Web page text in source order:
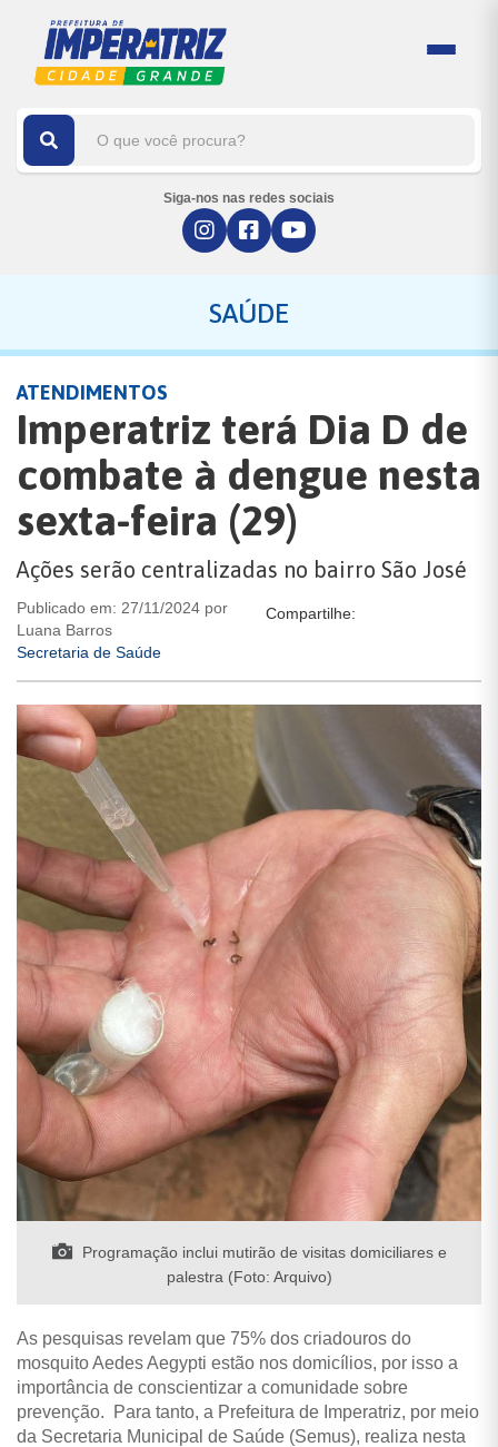
Siga-nos nas redes sociais
SAÚDE
ATENDIMENTOS
Imperatriz terá Dia D de
combate à dengue nesta
sexta-feira (29)
Ações serão centralizadas no bairro São José
Publicado em: 27/11/2024 por
Luana Barros
Secretaria de Saúde
Compartilhe:
Programação inclui mutirão de visitas domiciliares e
palestra (Foto: Arquivo)
As pesquisas revelam que 75% dos criadouros do
mosquito Aedes Aegypti estão nos domicílios, por isso a
importância de conscientizar a comunidade sobre
prevenção. Para tanto, a Prefeitura de Imperatriz, por meio
da Secretaria Municipal de Saúde (Semus), realiza nesta